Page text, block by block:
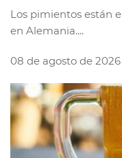
Los pimientos están
en Alemania....
08 de agosto de 2026